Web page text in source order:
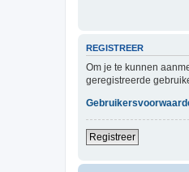
REGISTREER
Om je te kunnen
geregistreerde
Registreer